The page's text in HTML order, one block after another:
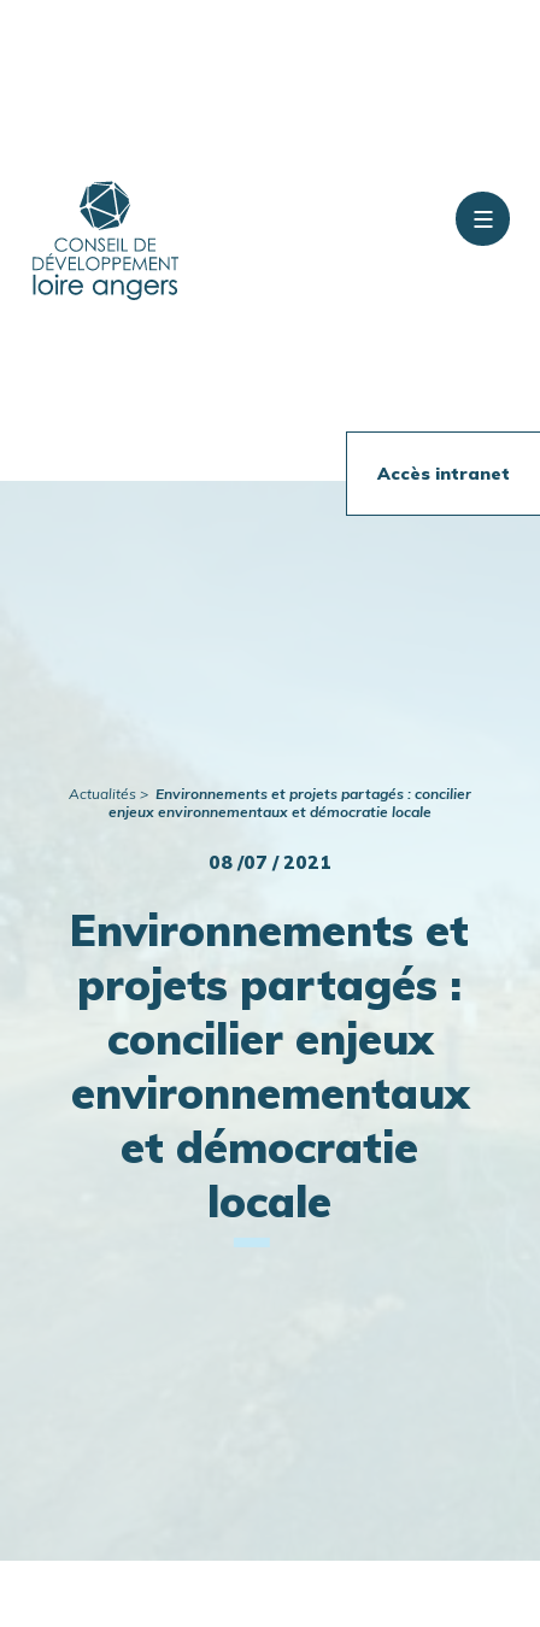
Accès intranet
Actualités
Environnements et projets partagés : concilier
enjeux environnementaux et démocratie locale
08 /07 / 2021
Environnements et
projets partagés :
concilier enjeux
environnementaux
et démocratie
locale